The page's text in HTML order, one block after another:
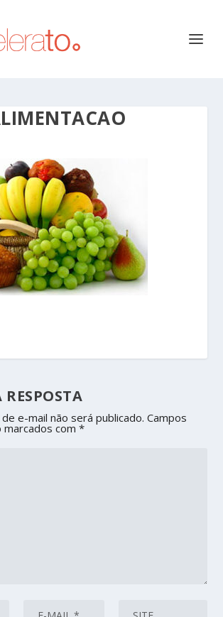
e-mail não será publicado. Campos
marcados com*